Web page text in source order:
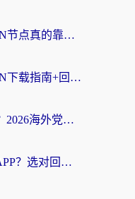
海外党避坑指南：免费VPN节点真的靠谱吗？教你选对回国加速器无缝访问国内资源
海外党必看：电脑免费VPN下载指南+回国加速器选择全攻略，告别地区限制
归雁加速器改成什么那个？2026海外党回国加速全攻略：告别地区限制，轻松刷剧玩游戏
海外MacBook连不上国内APP？选对回国VPN，告别地区限制的烦恼